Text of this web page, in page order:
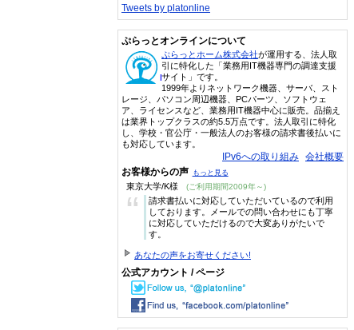
Tweets by platonline
ぷらっとオンラインについて
ぷらっとホーム株式会社が運用する、法人取
引に特化した「業務用IT機器専門の調達支援
サイト」です。
1999年よりネットワーク機器、サーバ、スト
レージ、パソコン周辺機器、PCパーツ、ソフトウェ
ア、ライセンスなど、業務用IT機器中心に販売。品揃え
は業界トップクラスの約5.5万点です。法人取引に特化
し、学校・官公庁・一般法人のお客様の請求書後払いに
も対応しています。
IPv6への取り組み 会社概要
お客様からの声 もっと見る
東京大学/K様 (ご利用期間2009年～)
“
請求書払いに対応していただいているので利用
しております。メールでの問い合わせにも丁寧
に対応していただけるので大変ありがたいで
す。
あなたの声をお寄せください!
公式アカウント / ページ